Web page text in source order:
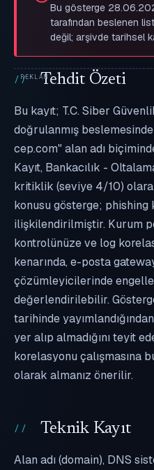
Bu gösterge
tarafından beslenen
değil; arşivde tarihsel
Tehdit Özeti
Bu kayıt; T.C. Siber
doğrulanmış
cep.com" alan adı
Kayıt, Bankacılık -
kritiklik (seviye 4/10) olarak
konusu gösterge; phishing
ilişkilendirilmiştir. Kurum
kontrolünüze ve log
kenarında, e-posta
çözümleyicilerinde
değerlendirilebilir.
tarihinde
yer alıp almadığını teyit
korelasyonu çalışmasına
olarak almanız önerilir.
Teknik Kayıt
Alan adı (domain), DNS